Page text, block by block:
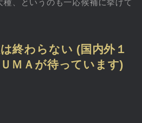
種、というのも一応候補に挙げて
終わらない (国内外１
ＭＡが待っています)